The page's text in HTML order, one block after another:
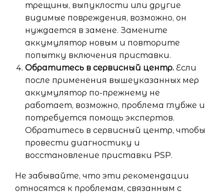
трещины, выпуклости или другие
видимые повреждения, возможно, он
нуждается в замене. Замените
аккумулятор новым и повторите
попытку включения приставки.
Обратитесь в сервисный центр. Если
после применения вышеуказанных мер
аккумулятор по-прежнему не
работает, возможно, проблема глубже и
потребуется помощь экспертов.
Обратитесь в сервисный центр, чтобы
провести диагностику и
восстановление приставки PSP.
Не забывайте, что эти рекомендации
относятся к проблемам, связанным с